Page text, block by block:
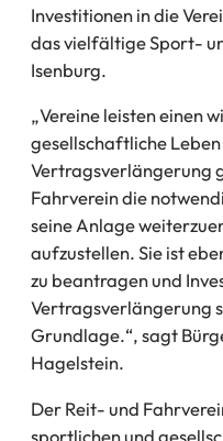
Investitionen in die
das vielfältige Sport-
Isenburg.
„Vereine leisten einen
gesellschaftliche
Vertragsverlängerung
Fahrverein die
seine Anlage
aufzustellen. Sie ist
zu beantragen und
Vertragsverlängerung
Grundlage.“, sagt
Hagelstein.
Der Reit- und
sportlichen und